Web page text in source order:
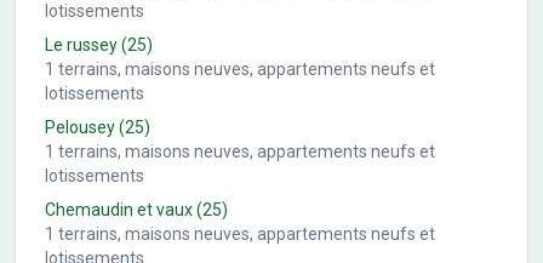
lotissements
Le russey(25)
1 terrains, maisons neuves, appartements neufs et
lotissements
Pelousey(25)
1 terrains, maisons neuves, appartements neufs et
lotissements
Chemaudin et vaux(25)
1 terrains, maisons neuves, appartements neufs et
lotissements